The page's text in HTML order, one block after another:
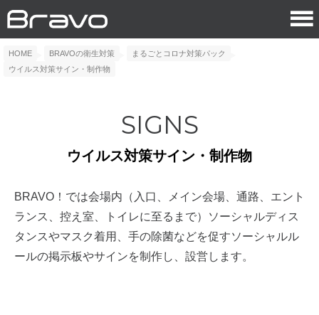
HOME BRAVOの衛生対策
まるごとコロナ対策パック
ウイルス対策サイン・制作物
SIGNS
ウイルス対策サイン・制作物
BRAVO！では会場内（入口、メイン会場、通路、エント
ランス、控え室、トイレに至るまで）ソーシャルディス
タンスやマスク着用、手の除菌などを促すソーシャルル
ールの掲示板やサインを制作し、設営します。